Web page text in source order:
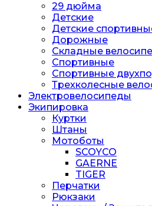
29 дюйма
Детские
Детские
Дорожные
Складные
Спортивные
Спортивные
Трехколесные
Электровелосипеды
Экипировка
Куртки
Штаны
Мотоботы
SCOYCO
GAERNE
TIGER
Перчатки
Рюкзаки